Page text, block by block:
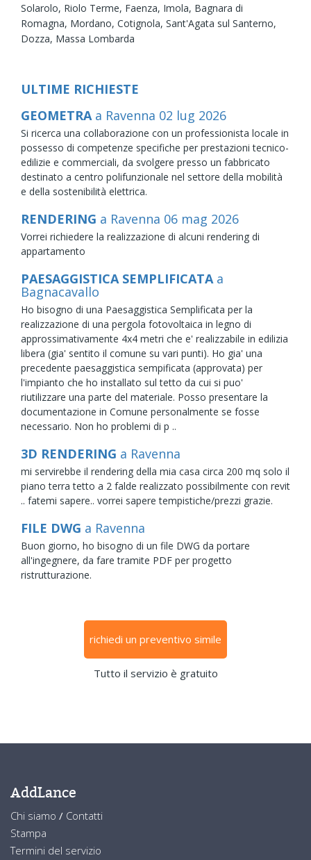
Solarolo, Riolo Terme, Faenza, Imola, Bagnara di
Romagna, Mordano, Cotignola, Sant'Agata sul Santerno,
Dozza, Massa Lombarda
ULTIME RICHIESTE
GEOMETRA a Ravenna 02 lug 2026
Si ricerca una collaborazione con un professionista locale in
possesso di competenze specifiche per prestazioni tecnico-
edilizie e commerciali, da svolgere presso un fabbricato
destinato a centro polifunzionale nel settore della mobilità
e della sostenibilità elettrica.
RENDERING a Ravenna 06 mag 2026
Vorrei richiedere la realizzazione di alcuni rendering di
appartamento
PAESAGGISTICA SEMPLIFICATA a
Bagnacavallo
Ho bisogno di una Paesaggistica Semplificata per la
realizzazione di una pergola fotovoltaica in legno di
approssimativamente 4x4 metri che e' realizzabile in edilizia
libera (gia' sentito il comune su vari punti). Ho gia' una
precedente paesaggistica sempificata (approvata) per
l'impianto che ho installato sul tetto da cui si puo'
riutilizzare una parte del materiale. Posso presentare la
documentazione in Comune personalmente se fosse
necessario. Non ho problemi di p ..
3D RENDERING a Ravenna
mi servirebbe il rendering della mia casa circa 200 mq solo il
piano terra tetto a 2 falde realizzato possibilmente con revit
.. fatemi sapere.. vorrei sapere tempistiche/prezzi grazie.
FILE DWG a Ravenna
Buon giorno, ho bisogno di un file DWG da portare
all'ingegnere, da fare tramite PDF per progetto
ristrutturazione.
richiedi un preventivo simile
Tutto il servizio è gratuito
AddLance
Chi siamo / Contatti
Stampa
Termini del servizio